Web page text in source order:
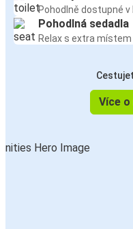
Pohodlně dostupné
Pohodlná sedadla
Relax s extra
Více